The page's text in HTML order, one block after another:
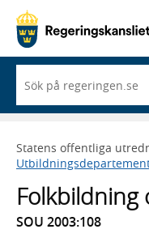
du
börjar
skriva
framträder
en
med
sökförslag
Statens offentliga
Folkbildning
SOU 2003:108